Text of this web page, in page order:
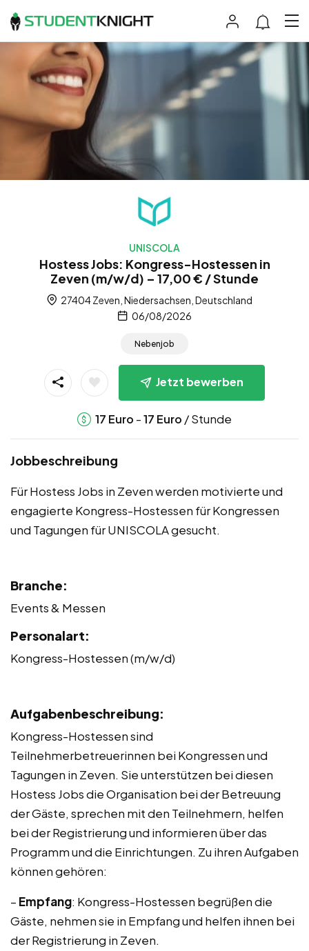
UNISCOLA
Hostess Jobs: Kongress-Hostessen in
Zeven (m/w/d) – 17,00 € / Stunde
27404 Zeven, Niedersachsen, Deutschland
06/08/2026
Nebenjob
Jetzt bewerben
17 Euro -17 Euro / Stunde
Jobbeschreibung
Für Hostess Jobs in Zeven werden motivierte und
engagierte Kongress-Hostessen für Kongressen
und Tagungen für UNISCOLA gesucht.
Branche:
Events & Messen
Personalart:
Kongress-Hostessen (m/w/d)
Aufgabenbeschreibung:
Kongress-Hostessen sind
Teilnehmerbetreuerinnen bei Kongressen und
Tagungen in Zeven. Sie unterstützen bei diesen
Hostess Jobs die Organisation bei der Betreuung
der Gäste, sprechen mit den Teilnehmern, helfen
bei der Registrierung und informieren über das
Programm und die Einrichtungen. Zu ihren Aufgaben
können gehören:
– Empfang: Kongress-Hostessen begrüßen die
Gäste, nehmen sie in Empfang und helfen ihnen bei
der Registrierung in Zeven.